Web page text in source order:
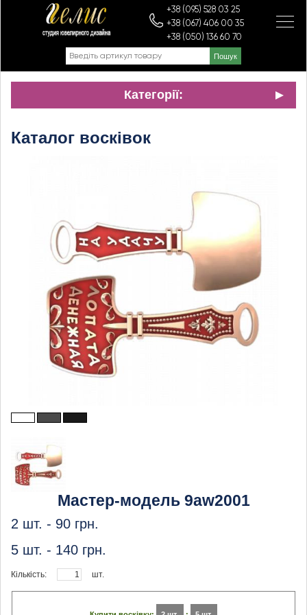
+38 (095) 528 03 25
+38 (067) 406 00 35
+38 (050) 136 60 70
Категорії:
Каталог восківок
Мастер-модель 9aw2001
2 шт. - 90 грн.
5 шт. - 140 грн.
Кількість: шт.